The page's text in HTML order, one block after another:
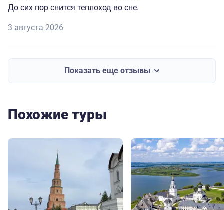
До сих пор снится теплоход во сне.
3 августа 2026
Показать еще отзывы
Похожие туры